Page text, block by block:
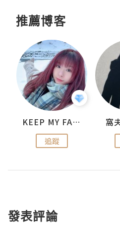
推薦博客
KEEP MY FAITH
追蹤
窩
發表評論